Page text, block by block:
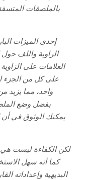
بالملصقات
إحدى الميزات
الزاوية واللف
العلامات على
على كل من الجزء
واحد، مما يزيد
بفضل وضع
يمكنك الوثوق في
لكن الكفاءة ليست هي
كما أنه سهل
البديهية وإعداداته